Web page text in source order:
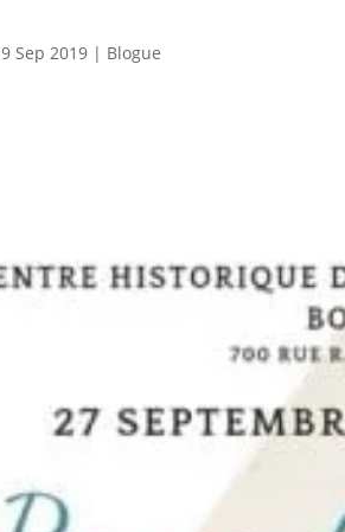
Sep 2019 | Blogue